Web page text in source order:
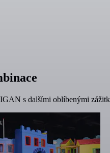
s dalšími oblíbenými